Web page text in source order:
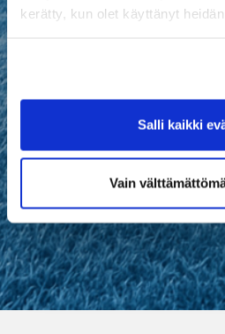
kerätty, kun olet käyttänyt heidän
Salli kaikki
Vain